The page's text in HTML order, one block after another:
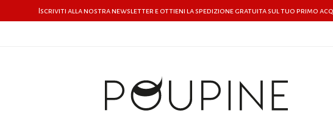
Iscriviti alla nostra newsletter e ottieni la spedizione gratuita sul tuo primo